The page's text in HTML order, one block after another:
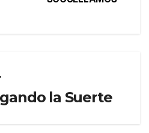
la Suerte